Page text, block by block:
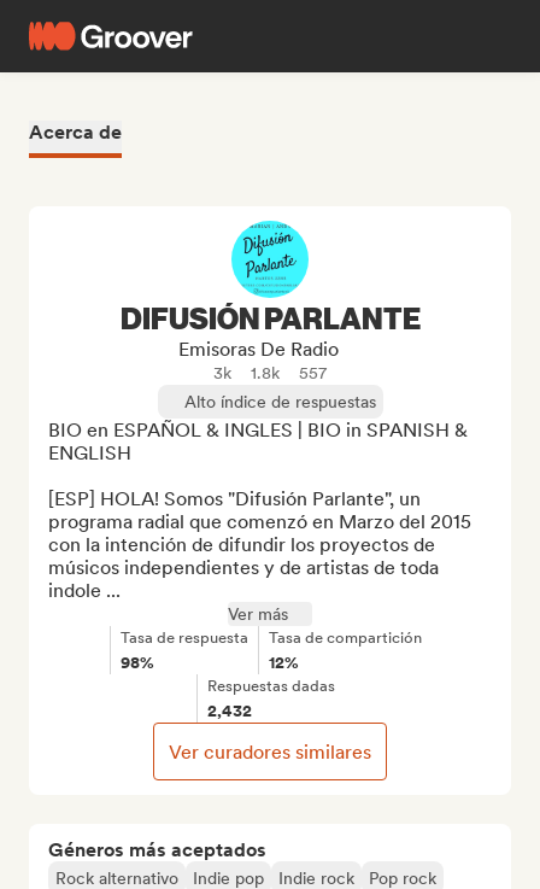
Acerca de
Géneros más aceptados
Rock alternativo Indie pop Indie rock
Pop rock
DIFUSIÓN PARLANTE
Emisoras De Radio
3k 1.8k
557
Alto índice de respuestas
BIO en ESPAÑOL & INGLES | BIO in SPANISH &
ENGLISH
[ESP] HOLA! Somos "Difusión Parlante", un
programa radial que comenzó en Marzo del 2015
con la intención de difundir los proyectos de
músicos independientes y de artistas de toda
indole ...
Ver más
Tasa de respuesta
98%
Tasa de compartición
12%
Respuestas dadas
2,432
Ver curadores similares